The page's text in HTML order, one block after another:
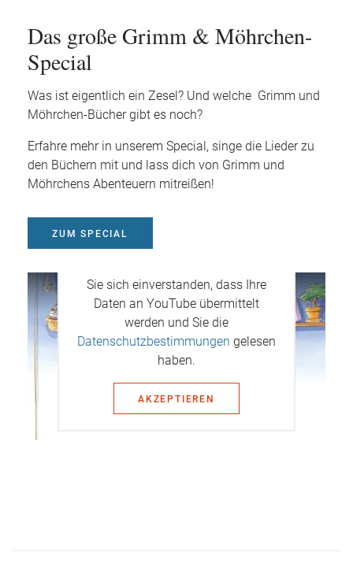
Das große Grimm & Möhrchen-
Special
Was ist eigentlich ein Zesel? Und welche Grimm und
Möhrchen-Bücher gibt es noch?
Erfahre mehr in unserem Special, singe die Lieder zu
den Büchern mit und lass dich von Grimm und
Möhrchens Abenteuern mitreißen!
ZUM SPECIAL
Sie sich einverstanden, dass Ihre
Daten an YouTube übermittelt
werden und Sie die
Datenschutzbestimmungen gelesen
haben.
AKZEPTIEREN